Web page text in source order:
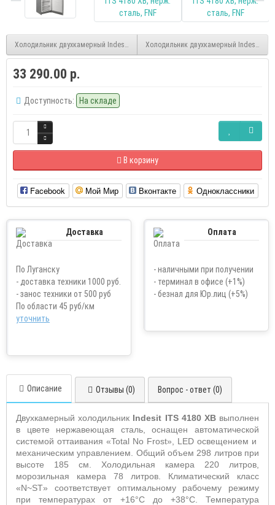
Холодильник двухкамерный Indesit ITS 4180 NG, темно-серый, FNF
Холодильник двухкамерный Indesit ITS
33 290.00 р.
Доступность: На складе
В корзину
Facebook Мой Мир Вконтакте Одноклассники
Доставка
По Луганску
- доставка техники 1000 руб.
- занос техники от 500 руб
По области 45 руб/км
уточнить
Оплата
- наличными при получении
- терминал в офисе (+1%)
- безнал для Юр.лиц (+5%)
Описание Отзывы (0) Вопрос - ответ (0)
Двухкамерный холодильник Indesit ITS 4180 XBвыполнен
в цвете нержавеющая сталь, оснащен автоматической
системой оттаивания «Total No Frost», LED освещением и
механическим управлением. Общий объем 298 литров при
высоте 185 см. Холодильная камера 220 литров,
морозильная камера 78 литров. Климатический класс
«N~ST» соответствует оптимальному рабочему режиму
при температурах от +16°С до +38°С. Температура